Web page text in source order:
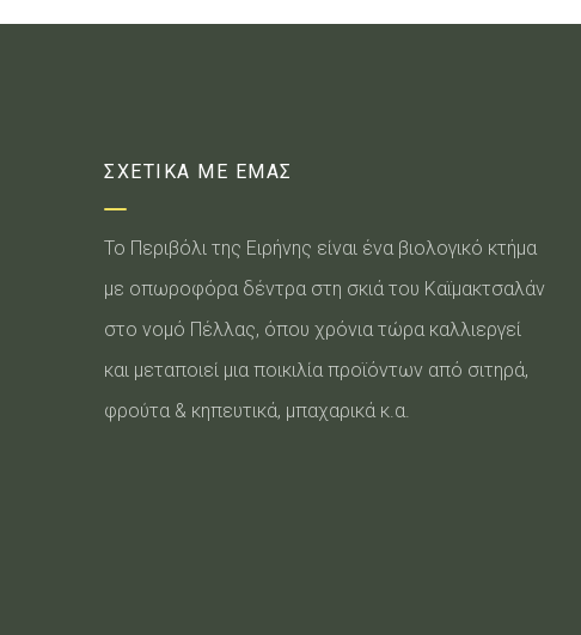
ΣΧΕΤΙΚΑ ΜΕ ΕΜΑΣ
Το Περιβόλι της Ειρήνης είναι ένα βιολογικό κτήμα
με οπωροφόρα δέντρα στη σκιά του Καϊμακτσαλάν
στο νομό Πέλλας, όπου χρόνια τώρα καλλιεργεί
και μεταποιεί μια ποικιλία προϊόντων από σιτηρά,
φρούτα & κηπευτικά, μπαχαρικά κ.α.